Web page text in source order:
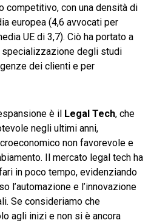
competitivo, con una densità di
europea (4,6 avvocati per
UE di 3,7). Ciò ha portato a
degli studi
dei clienti e per
è il Legal Tech, che
negli ultimi anni,
non favorevole e
Il mercato legal tech ha
in poco tempo, evidenziando
l’automazione e l’innovazione
Se consideriamo che
agli inizi e non si è ancora